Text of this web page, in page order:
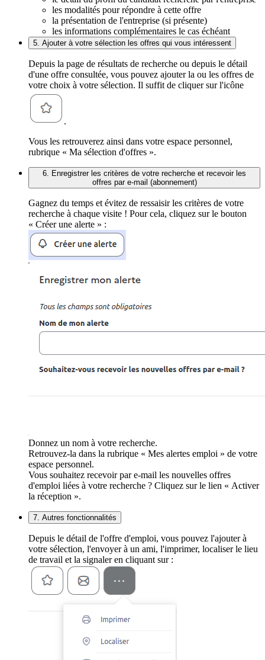
les modalités pour répondre à cette offre
la présentation de l'entreprise (si présente)
les informations complémentaires le cas échéant
5. Ajouter à votre sélection les offres qui vous intéressent
Depuis la page de résultats de recherche ou depuis le détail
d'une offre consultée, vous pouvez ajouter la ou les offres de
votre choix à votre sélection. Il suffit de cliquer sur l'icône
.
Vous les retrouverez ainsi dans votre espace personnel,
rubrique « Ma sélection d'offres ».
6. Enregistrer les critères de votre recherche et recevoir les
offres par e-mail (abonnement)
Gagnez du temps et évitez de ressaisir les critères de votre
recherche à chaque visite ! Pour cela, cliquez sur le bouton
« Créer une alerte » :
Donnez un nom à votre recherche.
Retrouvez-la dans la rubrique « Mes alertes emploi » de votre
espace personnel.
Vous souhaitez recevoir par e-mail les nouvelles offres
d'emploi liées à votre recherche ? Cliquez sur le lien « Activer
la réception ».
7. Autres fonctionnalités
Depuis le détail de l'offre d'emploi, vous pouvez l'ajouter à
votre sélection, l'envoyer à un ami, l'imprimer, localiser le lieu
de travail et la signaler en cliquant sur :